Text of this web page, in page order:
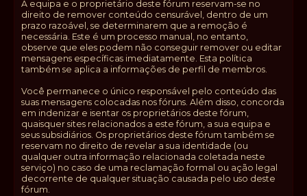
A equipa e o proprietário deste fórum reservam-se no
direito de remover conteúdo censurável, dentro de um
prazo razoável, se determinarem que a remoção é
necessária. Este é um processo manual, no entanto,
observe que eles podem não conseguir remover ou editar
mensagens específicas imediatamente. Esta política
também se aplica a informações de perfil de membros.
Você permanece o único responsável pelo conteúdo das
suas mensagens colocadas nos fóruns. Além disso, concorda
em indenizar e isentar os proprietários deste fórum,
quaisquer sites relacionados a este fórum, a sua equipa e
seus subsidiários. Os proprietários deste fórum também se
reservam no direito de revelar a sua identidade (ou
qualquer outra informação relacionada coletada neste
serviço) no caso de uma reclamação formal ou ação legal
decorrente de qualquer situação causada pelo uso deste
fórum.